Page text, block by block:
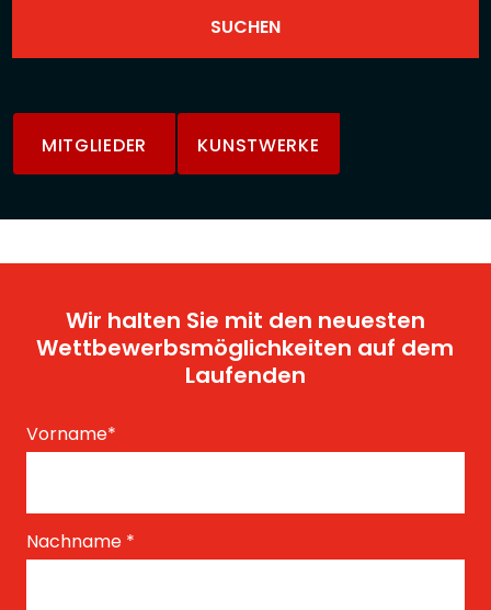
MITGLIEDER KUNSTWERKE
Wir halten Sie mit den neuesten
Wettbewerbsmöglichkeiten auf dem
Laufenden
Vorname*
Nachname *